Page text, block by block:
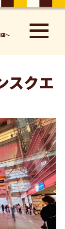
～
スクエ